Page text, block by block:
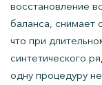
восстановление
баланса, снимает
что при
синтетического
одну процедуру